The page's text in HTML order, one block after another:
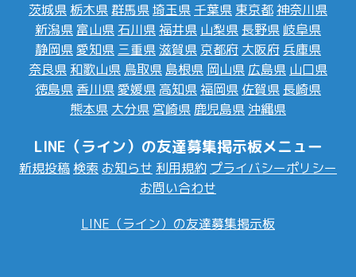
茨城県 栃木県群馬県埼玉県 千葉県 東京都神奈川県
新潟県 富山県 石川県福井県 山梨県 長野県 岐阜県
静岡県愛知県 三重県滋賀県 京都府 大阪府 兵庫県
奈良県 和歌山県 鳥取県 島根県 岡山県 広島県 山口県
徳島県 香川県愛媛県 高知県福岡県 佐賀県 長崎県
熊本県 大分県 宮崎県 鹿児島県 沖縄県
LINE（ライン）の友達募集掲示板メニュー
新規投稿 検索 お知らせ 利用規約 プライバシーポリシー
お問い合わせ
LINE（ライン）の友達募集掲示板